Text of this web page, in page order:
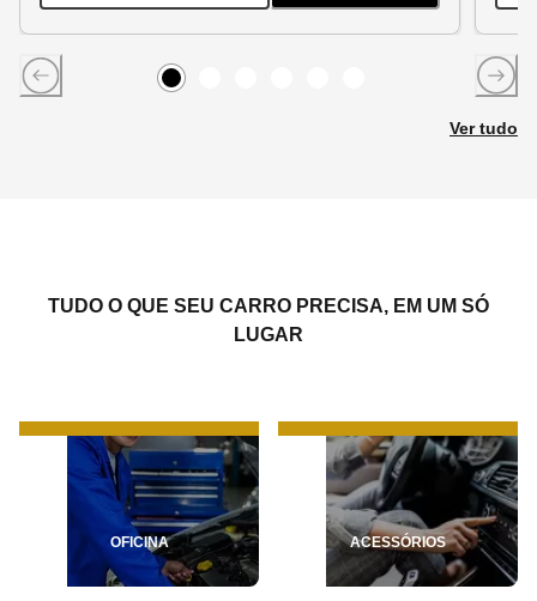
Ver tudo
TUDO O QUE SEU CARRO PRECISA, EM UM SÓ
LUGAR
OFICINA ACESSÓRIOS